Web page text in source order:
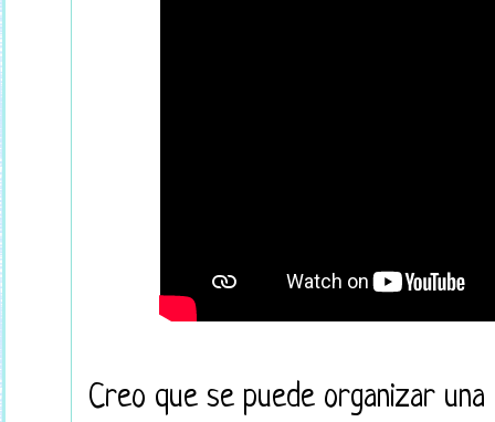
Creo que se puede organizar